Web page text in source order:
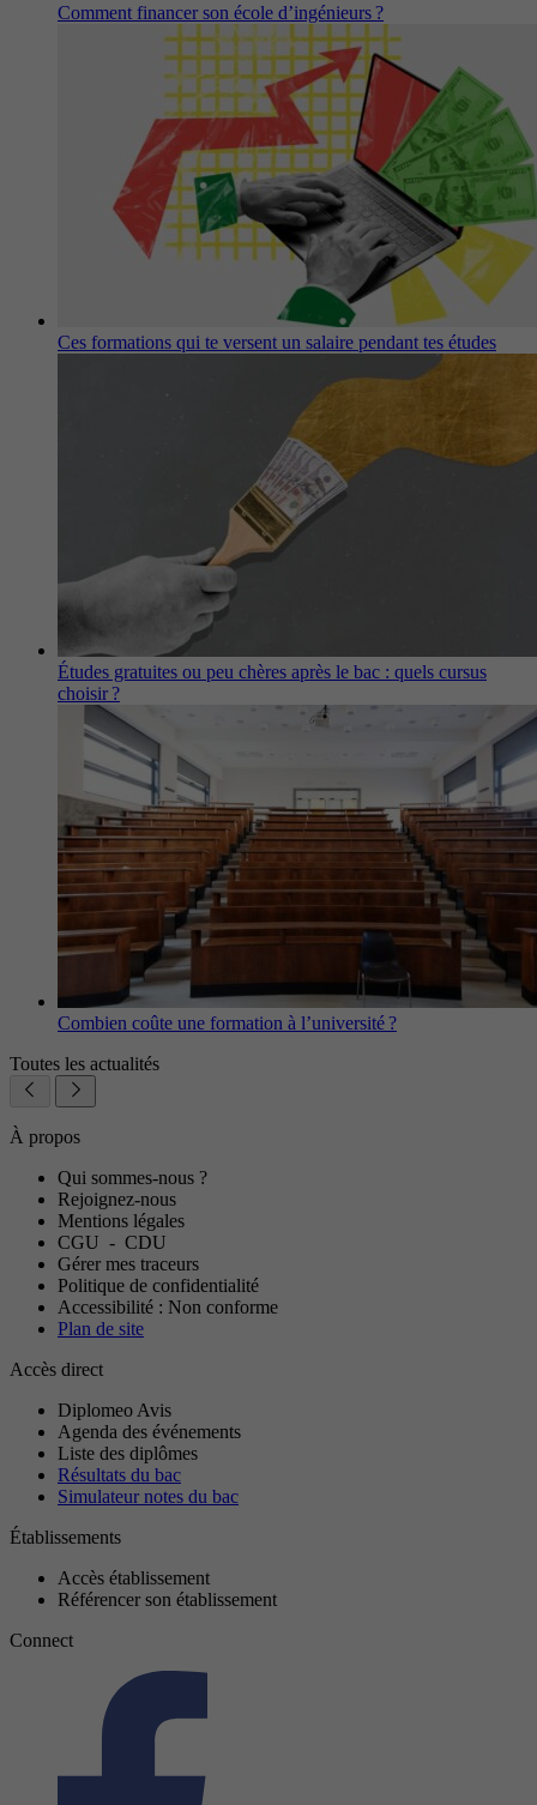
Comment financer son école d’ingénieurs ?
Ces formations qui te versent un salaire pendant tes études
Études gratuites ou peu chères après le bac : quels cursus
choisir ?
Combien coûte une formation à l’université ?
Toutes les actualités
À propos
Qui sommes-nous ?
Rejoignez-nous
Mentions légales
CGU - CDU
Gérer mes traceurs
Politique de confidentialité
Accessibilité : Non conforme
Plan de site
Accès direct
Diplomeo Avis
Agenda des événements
Liste des diplômes
Résultats du bac
Simulateur notes du bac
Établissements
Accès établissement
Référencer son établissement
Connect